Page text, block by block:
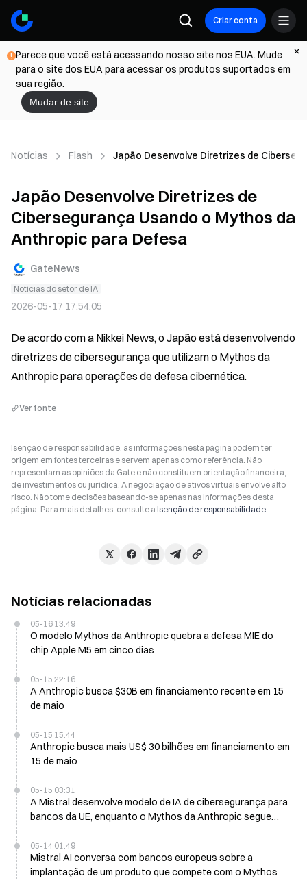
Criar conta
Parece que você está acessando nosso site nos EUA. Mude
para o site dos EUA para acessar os produtos suportados em
sua região.
Mudar de site
Notícias Flash Japão Desenvolve Diretrizes de
Japão Desenvolve Diretrizes de
Cibersegurança Usando o Mythos da
Anthropic para Defesa
GateNews
Notícias do setor de IA
2026-05-17 17:54:05
De acordo com a Nikkei News, o Japão está desenvolvendo
diretrizes de cibersegurança que utilizam o Mythos da
Anthropic para operações de defesa cibernética.
Ver fonte
Isenção de responsabilidade: as informações nesta página podem ter
origem em fontes terceiras e servem apenas como referência. Não
representam as opiniões da Gate e não constituem orientação financeira,
de investimentos ou jurídica. A negociação de ativos virtuais envolve alto
risco. Não tome decisões baseando-se apenas nas informações desta
página. Para mais detalhes, consulte a Isenção de responsabilidade.
Notícias relacionadas
05-16 13:49
O modelo Mythos da Anthropic quebra a defesa MIE do
chip Apple M5 em cinco dias
05-15 22:16
A Anthropic busca $30B em financiamento recente em 15
de maio
05-15 15:44
Anthropic busca mais US$ 30 bilhões em financiamento em
15 de maio
05-15 03:31
A Mistral desenvolve modelo de IA de cibersegurança para
bancos da UE, enquanto o Mythos da Anthropic segue
05-14 01:49
Mistral AI conversa com bancos europeus sobre a
implantação de um produto que compete com o Mythos